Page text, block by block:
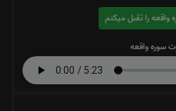
سوره واقعه